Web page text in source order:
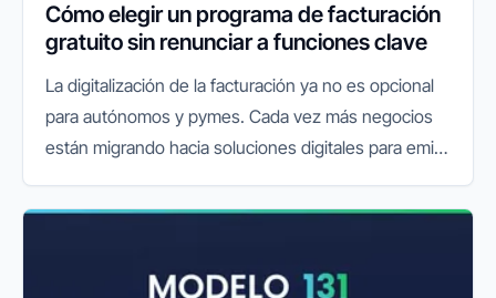
Cómo elegir un programa de facturación
gratuito sin renunciar a funciones clave
La digitalización de la facturación ya no es opcional
para autónomos y pymes. Cada vez más negocios
están migrando hacia soluciones digitales para emitir
obligaciones...